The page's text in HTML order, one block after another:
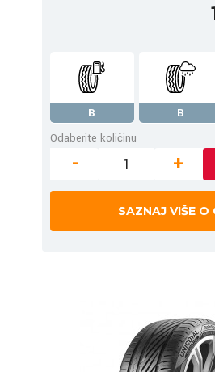
B B
Odaberite količinu
- +
SAZNAJ VIŠE O